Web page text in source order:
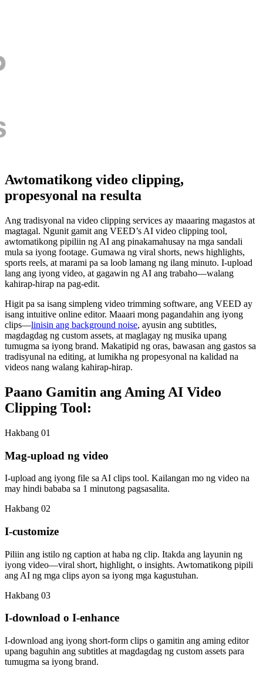
Awtomatikong video clipping,
propesyonal na resulta
Ang tradisyonal na video clipping services ay maaaring magastos at
magtagal. Ngunit gamit ang VEED’s AI video clipping tool,
awtomatikong pipiliin ng AI ang pinakamahusay na mga sandali
mula sa iyong footage. Gumawa ng viral shorts, news highlights,
sports reels, at marami pa sa loob lamang ng ilang minuto. I-upload
lang ang iyong video, at gagawin ng AI ang trabaho—walang
kahirap-hirap na pag-edit.
Higit pa sa isang simpleng video trimming software, ang VEED ay
isang intuitive online editor. Maaari mong pagandahin ang iyong
clips—linisin ang background noise, ayusin ang subtitles,
magdagdag ng custom assets, at maglagay ng musika upang
tumugma sa iyong brand. Makatipid ng oras, bawasan ang gastos sa
tradisyunal na editing, at lumikha ng propesyonal na kalidad na
videos nang walang kahirap-hirap.
Paano Gamitin ang Aming AI Video
Clipping Tool:
Hakbang 01
Mag-upload ng video
I-upload ang iyong file sa AI clips tool. Kailangan mo ng video na
may hindi bababa sa 1 minutong pagsasalita.
Hakbang 02
I-customize
Piliin ang istilo ng caption at haba ng clip. Itakda ang layunin ng
iyong video—viral short, highlight, o insights. Awtomatikong pipili
ang AI ng mga clips ayon sa iyong mga kagustuhan.
Hakbang 03
I-download o I-enhance
I-download ang iyong short-form clips o gamitin ang aming editor
upang baguhin ang subtitles at magdagdag ng custom assets para
tumugma sa iyong brand.